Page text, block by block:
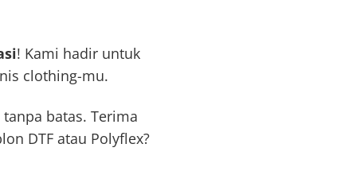
! Kami hadir untuk
clothing-mu.
batas. Terima
DTF atau Polyflex?